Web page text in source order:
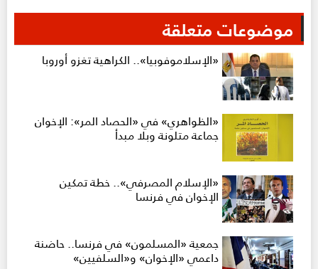
موضوعات متعلقة
«الإسلاموفوبيا».. الكراهية تغزو أوروبا
«الظواهري» في «الحصاد المر»: الإخوان
جماعة متلونة وبلا مبدأ
«الإسلام المصرفي».. خطة تمكين
الإخوان في فرنسا
جمعية «المسلمون» في فرنسا.. حاضنة
داعمي «الإخوان» و«السلفيين»